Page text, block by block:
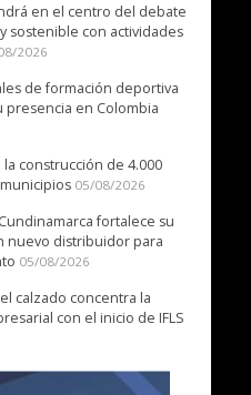
en el centro del debate
sostenible con actividades
2026
de formación deportiva
en Colombia
construcción de 4.000
05/08/2026
fortalece su
nuevo distribuidor para
05/08/2026
calzado concentra la
con el inicio de IFLS